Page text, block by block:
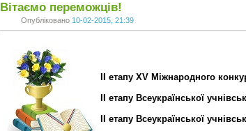
Вітаємо переможців!
Опубліковано 10-02-2015, 21:39
ІІ етапу ХV Міжнародного
ІІ етапу Всеукраїнської
ІІ етапу Всеукраїнської